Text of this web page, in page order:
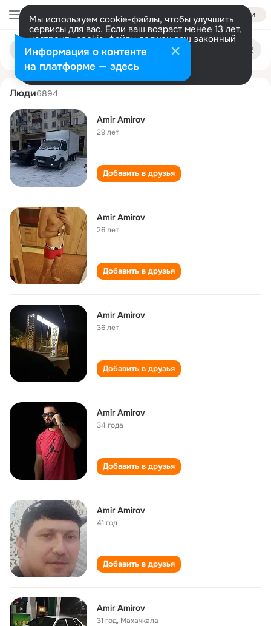
Войти
Мы используем cookie-файлы, чтобы улучшить
сервисы для вас. Если ваш возраст менее 13 лет,
настроить cookie-файлы должен ваш законный
представитель. Больше информации
Разрешить все Настроить
Поиск
людям
amir amirov
Люди6894
Amir Amirov
29 лет
Добавить в друзья
Amir Amirov
26 лет
Добавить в друзья
Amir Amirov
36 лет
Добавить в друзья
Amir Amirov
34 года
Добавить в друзья
Amir Amirov
41 год
Добавить в друзья
Amir Amirov
31 год, Махачкала
Информация о контенте
на платформе — здесь